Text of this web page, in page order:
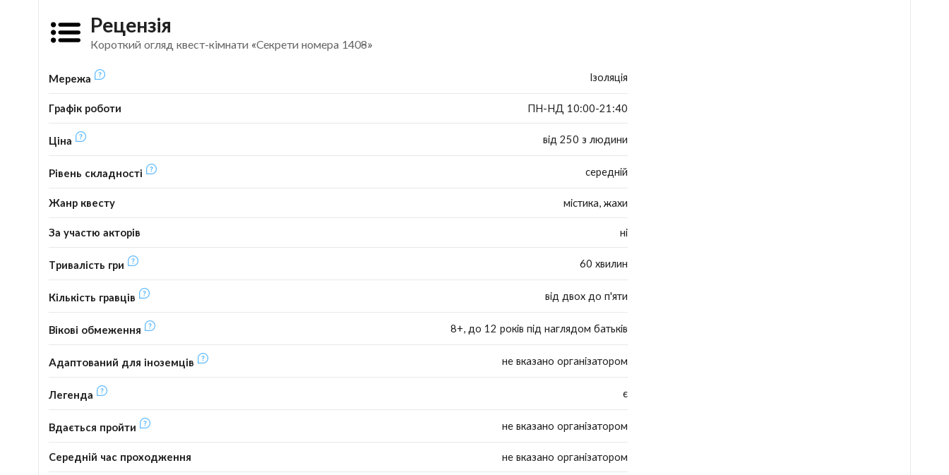
Рецензія
Короткий огляд квест-кімнати «Секрети номера 1408»
Мережа Ізоляція
Графік роботи ПН-НД 10:00-21:40
Ціна від 250 з людини
Рівень складності середній
Жанр квесту містика, жахи
За участю акторів ні
Тривалість гри 60 хвилин
Кількість гравців від двох до п'яти
Вікові обмеження 8+, до 12 років під наглядом батьків
Адаптований для іноземців не вказано організатором
Легенда є
Вдається пройти не вказано організатором
Середній час проходження не вказано організатором